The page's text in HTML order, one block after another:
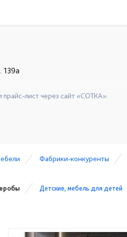
139а
лист через сайт «СОТКА».
Фабрики-конкуренты
Детские, мебель для детей